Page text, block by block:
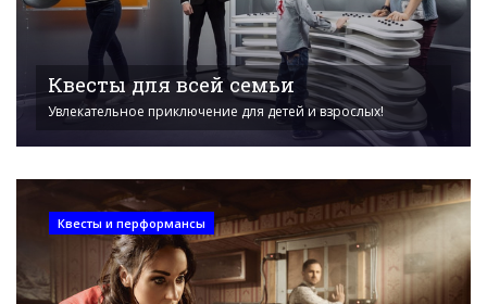
Квесты для всей семьи
Увлекательное приключение для детей и взрослых!
Квесты и перформансы